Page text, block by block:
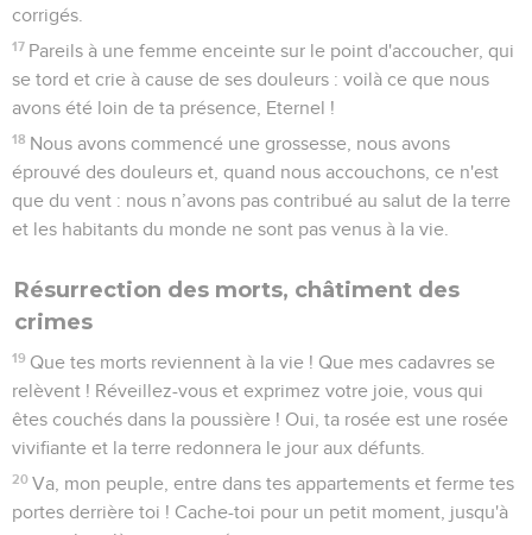
corrigés.
17 Pareils à une femme enceinte sur le point d'accoucher, qui
se tord et crie à cause de ses douleurs : voilà ce que nous
avons été loin de ta présence, Eternel !
18 Nous avons commencé une grossesse, nous avons
éprouvé des douleurs et, quand nous accouchons, ce n'est
que du vent : nous n’avons pas contribué au salut de la terre
et les habitants du monde ne sont pas venus à la vie.
Résurrection des morts, châtiment des
crimes
19 Que tes morts reviennent à la vie ! Que mes cadavres se
relèvent ! Réveillez-vous et exprimez votre joie, vous qui
êtes couchés dans la poussière ! Oui, ta rosée est une rosée
vivifiante et la terre redonnera le jour aux défunts.
20 Va, mon peuple, entre dans tes appartements et ferme tes
portes derrière toi ! Cache-toi pour un petit moment, jusqu'à